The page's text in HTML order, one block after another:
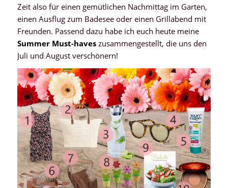
Zeit also für einen gemütlichen Nachmittag im Garten,
einen Ausflug zum Badesee oder einen Grillabend mit
Freunden. Passend dazu habe ich euch heute meine
Summer Must-haveszusammengestellt, die uns den
Juli und August verschönern!